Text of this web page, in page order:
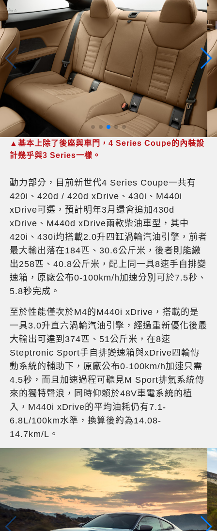
▲基本上除了後座與車門，4 Series Coupe的內裝設
計幾乎與3 Series一樣。
動力部分，目前新世代4 Series Coupe一共有
420i、420d / 420d xDrive、430i、M440i
xDrive可選，預計明年3月還會追加430d
xDrive、M440d xDrive兩款柴油車型，其中
420i、430i均搭載2.0升四缸渦輪汽油引擎，前者
最大輸出落在184匹、30.6公斤米，後者則能繳
出258匹、40.8公斤米，配上同一具8速手自排變
速箱，原廠公布0-100km/h加速分別可於7.5秒、
5.8秒完成。
至於性能僅次於M4的M440i xDrive，搭載的是
一具3.0升直六渦輪汽油引擎，經過重新優化後最
大輸出可達到374匹、51公斤米，在8速
Steptronic Sport手自排變速箱與xDrive四輪傳
動系統的輔助下，原廠公布0-100km/h加速只需
4.5秒，而且加速過程可聽見M Sport排氣系統傳
來的獨特聲浪，同時仰賴於48V車電系統的植
入，M440i xDrive的平均油耗仍有7.1-
6.8L/100km水準，換算後約為14.08-
14.7km/L。